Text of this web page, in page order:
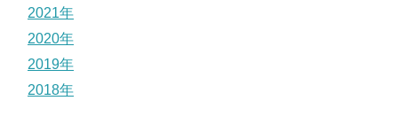
2021年
2020年
2019年
2018年